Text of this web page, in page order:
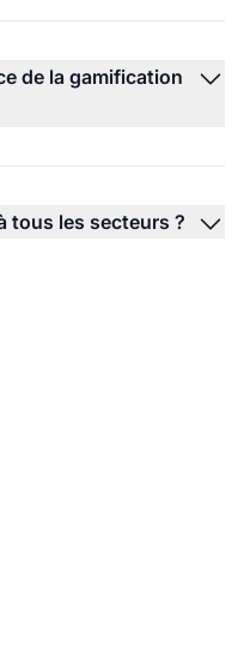
de la gamification
tous les secteurs ?